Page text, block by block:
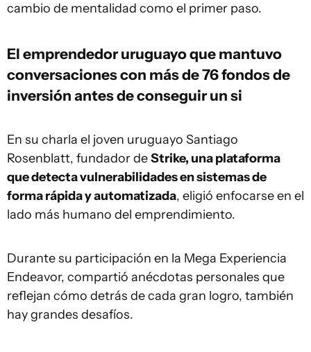
cambio de mentalidad como el primer paso.
El emprendedor uruguayo que mantuvo
conversaciones con más de 76 fondos de
inversión antes de conseguir un si
En su charla el joven uruguayo Santiago
Rosenblatt, fundador deStrike, una plataforma
que detecta vulnerabilidades en sistemas de
forma rápida y automatizada, eligió enfocarse en el
lado más humano del emprendimiento.
Durante su participación en la Mega Experiencia
Endeavor, compartió anécdotas personales que
reflejan cómo detrás de cada gran logro, también
hay grandes desafíos.